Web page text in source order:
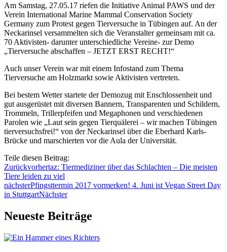
Am Samstag, 27.05.17 riefen die Initiative Animal PAWS und der
Verein International Marine Mammal Conservation Society
Germany zum Protest gegen Tierversuche in Tübingen auf. An der
Neckarinsel versammelten sich die Veranstalter gemeinsam mit ca.
70 Aktivisten- darunter unterschiedliche Vereine- zur Demo
„Tierversuche abschaffen – JETZT ERST RECHT!“
Auch unser Verein war mit einem Infostand zum Thema
Tierversuche am Holzmarkt sowie Aktivisten vertreten.
Bei bestem Wetter startete der Demozug mit Enschlossenheit und
gut ausgerüstet mit diversen Bannern, Transparenten und Schildern,
Trommeln, Trillerpfeifen und Megaphonen und verschiedenen
Parolen wie „Laut sein gegen Tierquälerei – wir machen Tübingen
tierversuchsfrei!“ von der Neckarinsel über die Eberhard Karls-
Brücke und marschierten vor die Aula der Universität.
Teile diesen Beitrag:
Zurückvorhertaz: Tiermediziner über das Schlachten – Die meisten
Tiere leiden zu viel
nächsterPfingsttermin 2017 vormerken! 4. Juni ist Vegan Street Day
in StuttgartNächster
Neueste Beiträge